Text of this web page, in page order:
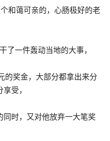
和蔼可亲的，心肠极好的老
了一件轰动当地的大事，
的奖金，大部分都拿出来分
受，
时，又对他放弃一大笔奖